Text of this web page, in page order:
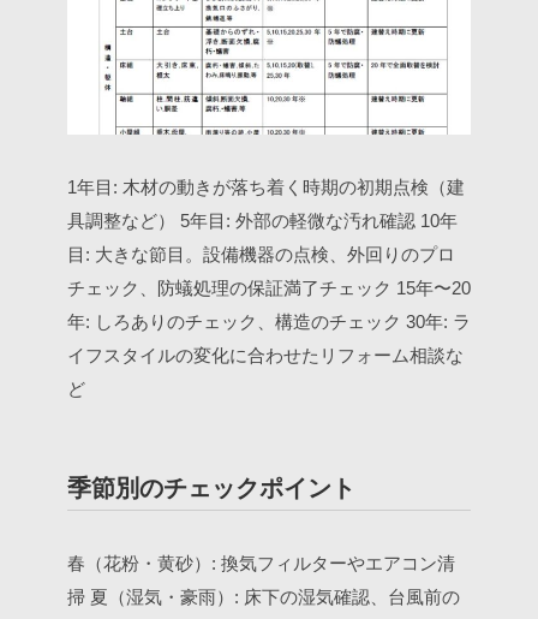
1年目: 木材の動きが落ち着く時期の初期点検（建
具調整など）
5年目: 外部の軽微な汚れ確認 10年
目: 大きな節目。設備機器の点検、外回りのプロ
チェック、防蟻処理の保証満了チェック 15年〜20
年: しろありのチェック、構造のチェック 30年: ラ
イフスタイルの変化に合わせたリフォーム相談な
ど
季節別のチェックポイント
春（花粉・黄砂）: 換気フィルターやエアコン清
掃 夏（湿気・豪雨）: 床下の湿気確認、台風前の